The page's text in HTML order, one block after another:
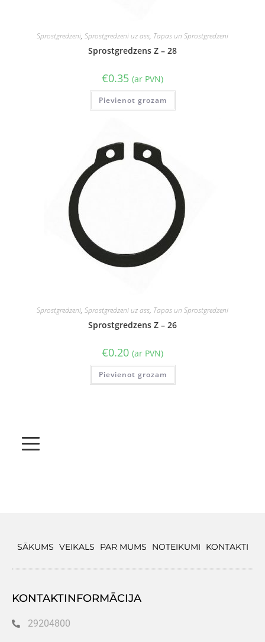
Sprostgredzeni, Sprostgredzeni uz ass, Tapas un Sprostgredzeni
Sprostgredzens Z – 28
€0.35 (ar PVN)
Pievienot grozam
Sprostgredzeni, Sprostgredzeni uz ass, Tapas un Sprostgredzeni
Sprostgredzens Z – 26
€0.20 (ar PVN)
Pievienot grozam
SĀKUMS VEIKALS PAR MUMS NOTEIKUMI KONTAKTI
KONTAKTINFORMĀCIJA
29204800